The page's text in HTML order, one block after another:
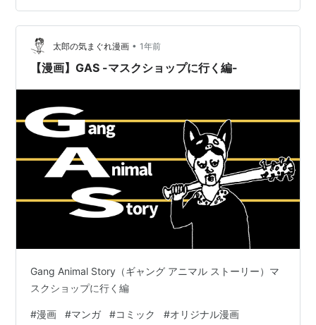
太郎の気まぐれ漫画 • 1年前
【漫画】GAS -マスクショップに行く編-
Gang Animal Story（ギャング アニマル ストーリー）マ
スクショップに行く編
#漫画 #マンガ #コミック #オリジナル漫画